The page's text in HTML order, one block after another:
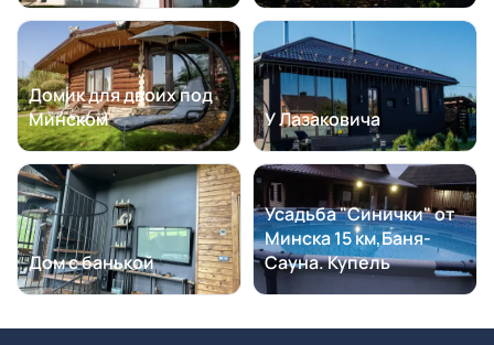
Поле для пляжного волейбола с сеткой, зонированием
и мячом;
Поле для игры в регби (американский футбол с мячом);
Набор (бита, мяч, перчатка) для игры в бейсбол;
Поле для игры в гольф (клюшки и мяч в комплекте);
Площадка для стритбола (баскетбола) с мячом;
Бочче (2 комплекта шаров по 3шт);
Городки;
Бадминтон (2 ракетки + воланчик);
Фрисби;
Дартс;
Джазминтон (2 ракетки + перьевые воланчики);
Бумеранг;
Игра Magic catchball (2 тарелки с липучками, мягкий
Домик для двоих под
Минском
У Лазаковича
Дом с банькой
Усадьба "Синички" от
Минска 15 км,Баня-
Сауна. Купель